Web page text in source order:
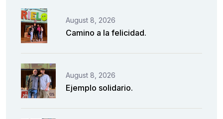
August 8, 2026
Camino a la felicidad.
August 8, 2026
Ejemplo solidario.